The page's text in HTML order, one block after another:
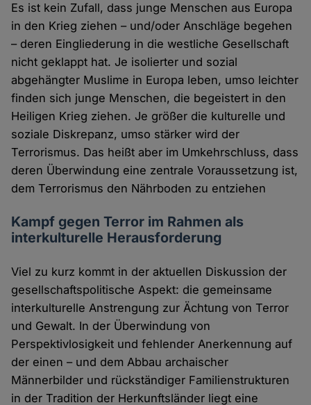
Es ist kein Zufall, dass junge Menschen aus Europa
in den Krieg ziehen – und/oder Anschläge begehen
– deren Eingliederung in die westliche Gesellschaft
nicht geklappt hat. Je isolierter und sozial
abgehängter Muslime in Europa leben, umso leichter
finden sich junge Menschen, die begeistert in den
Heiligen Krieg ziehen. Je größer die kulturelle und
soziale Diskrepanz, umso stärker wird der
Terrorismus. Das heißt aber im Umkehrschluss, dass
deren Überwindung eine zentrale Voraussetzung ist,
dem Terrorismus den Nährboden zu entziehen
Kampf gegen Terror im Rahmen als
interkulturelle Herausforderung
Viel zu kurz kommt in der aktuellen Diskussion der
gesellschaftspolitische Aspekt: die gemeinsame
interkulturelle Anstrengung zur Ächtung von Terror
und Gewalt. In der Überwindung von
Perspektivlosigkeit und fehlender Anerkennung auf
der einen – und dem Abbau archaischer
Männerbilder und rückständiger Familienstrukturen
in der Tradition der Herkunftsländer liegt eine